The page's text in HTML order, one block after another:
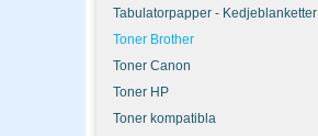
Tabulatorpapper - Kedjeblanketter
Toner Brother
Toner Canon
Toner HP
Toner kompatibla